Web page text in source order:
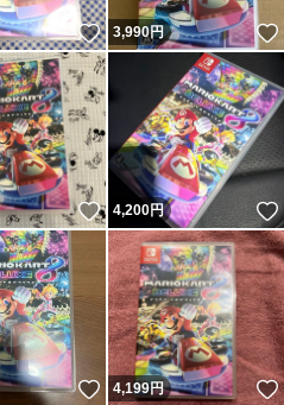
いいね！
3,990円
いいね！
4,200円
いいね！
4,199円